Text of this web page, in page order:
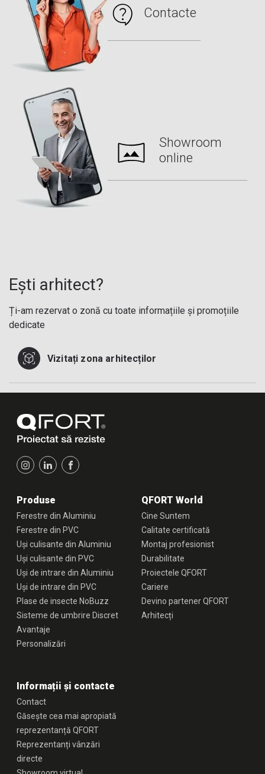
Râmnicu Vâlcea, jud. Vâlcea
Reșița, jud. Caraș Severin
Roșiorii de Vede, jud. Teleorman
Sfântu Gheorghe
Sibiu, Jud. Sibiu
Slatina
, jud. Olt
Slobozia, jud. Ialomița
Suceava, jud. Suceava
Târgoviște, jud. Dâmbovița
Târgu-Jiu, jud. Gorj
Târgu Mureș, jud. Mureș
Contacte
Showroom
online
Ești arhitect?
Ți-am rezervat o zonă cu toate informațiile și promoțiile
dedicate
Vizitați zona arhitecților
Produse
Ferestre din Aluminiu
Ferestre din PVC
Uși culisante din Aluminiu
Uși culisante din PVC
Uși de intrare din Aluminiu
Uși de intrare din PVC
Plase de insecte NoBuzz
Sisteme de umbrire Discret
Avantaje
Personalizări
QFORT World
Cine Suntem
Calitate certificată
Montaj profesionist
Durabilitate
Proiectele QFORT
Cariere
Devino partener QFORT
Arhitecți
Informații și contacte
Contact
Găsește cea mai apropiată
reprezentanță QFORT
Reprezentanți vânzări
directe